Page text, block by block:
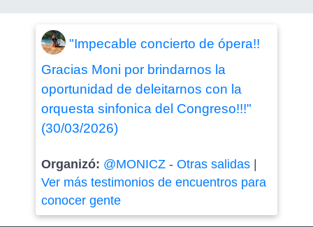
"Impecable concierto de ópera!!
Gracias Moni por brindarnos la
oportunidad de deleitarnos con la
orquesta sinfonica del Congreso!!!"
(30/03/2026)
Organizó: @MONICZ- Otras salidas|
Ver más testimonios de encuentros para
conocer gente